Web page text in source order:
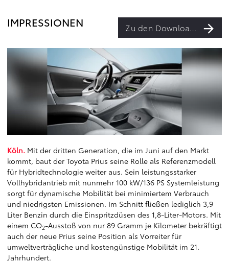
IMPRESSIONEN Zu den Downloads
Köln. Mit der dritten Generation, die im Juni auf den Markt
kommt, baut der Toyota Prius seine Rolle als Referenzmodell
für Hybridtechnologie weiter aus. Sein leistungsstarker
Vollhybridantrieb mit nunmehr 100 kW/136 PS Systemleistung
sorgt für dynamische Mobilität bei minimiertem Verbrauch
und niedrigsten Emissionen. Im Schnitt fließen lediglich 3,9
Liter Benzin durch die Einspritzdüsen des 1,8-Liter-Motors. Mit
einem CO2-Ausstoß von nur 89 Gramm je Kilometer bekräftigt
auch der neue Prius seine Position als Vorreiter für
umweltverträgliche und kostengünstige Mobilität im 21.
Jahrhundert.